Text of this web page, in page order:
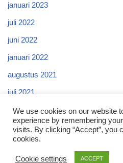
januari 2023
juli 2022
juni 2022
januari 2022
augustus 2021
juli 2021
april 2021
We use cookies on our website
experience by remembering
visits. By clicking “Accept”, you
cookies.
Cookie settings ACCEPT